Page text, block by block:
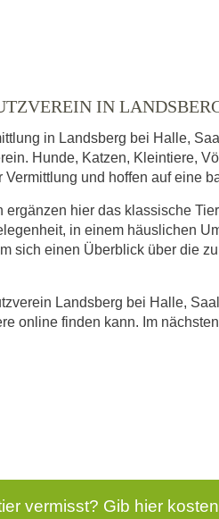
IN
in Landsberg bei Halle,
Hunde, Katzen, Kleintiere,
Vermittlung und hoffen auf eine
ergänzen hier das klassische
in einem häuslichen
sich einen Überblick über die
Landsberg bei Halle,
online finden kann. Im
vermisst? Gib hier